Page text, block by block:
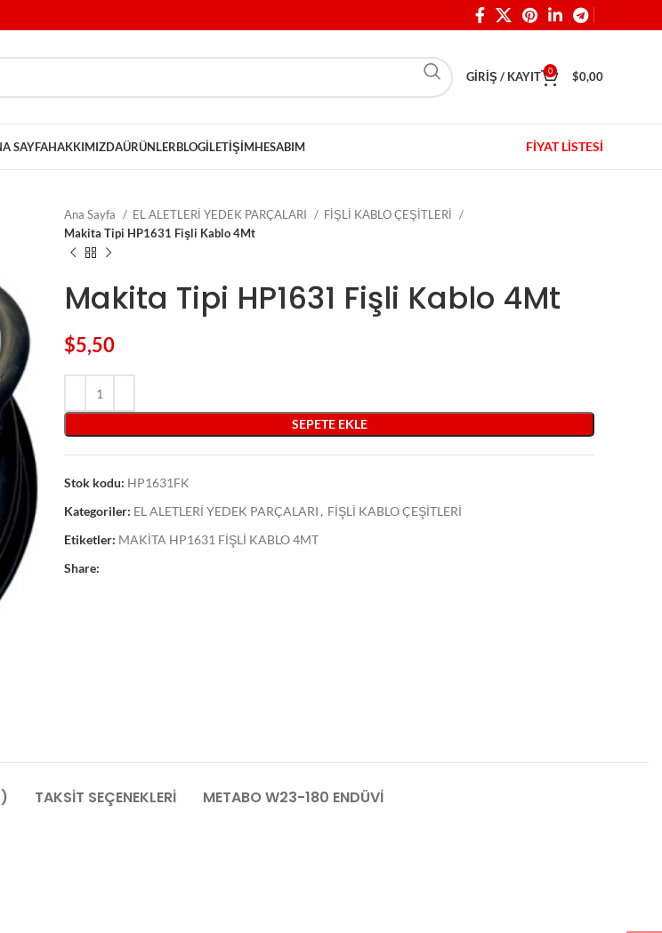
GIRIŞ / KAYIT 0 $0,00
SAYFAHAKKIMIZDAÜRÜNLERBLOGİLETIŞIMHESABIM FİYAT LİSTESİ
Ana Sayfa EL ALETLERİ YEDEK PARÇALARI
FİŞLİ KABLO ÇEŞİTLERİ
Makita Tipi HP1631 Fişli Kablo 4Mt
Makita Tipi HP1631 Fişli Kablo 4Mt
$5,50
SEPETE EKLE
Stok kodu: HP1631FK
Kategoriler: EL ALETLERİ YEDEK PARÇALARI , FİŞLİ KABLO ÇEŞİTLERİ
Etiketler: MAKİTA HP1631 FİŞLİ KABLO 4MT
Share:
TAKSIT SEÇENEKLERI METABO W23-180 ENDÜVİ